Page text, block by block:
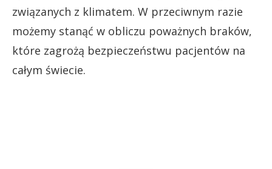
związanych z klimatem. W przeciwnym razie
możemy stanąć w obliczu poważnych braków,
które zagrożą bezpieczeństwu pacjentów na
całym świecie.